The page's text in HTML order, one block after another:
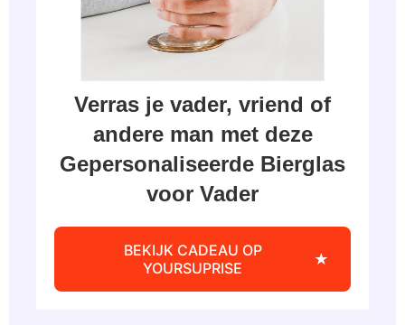
Verras je vader, vriend of
andere man met deze
Gepersonaliseerde Bierglas
voor Vader
BEKIJK CADEAU OP
YOURSUPRISE